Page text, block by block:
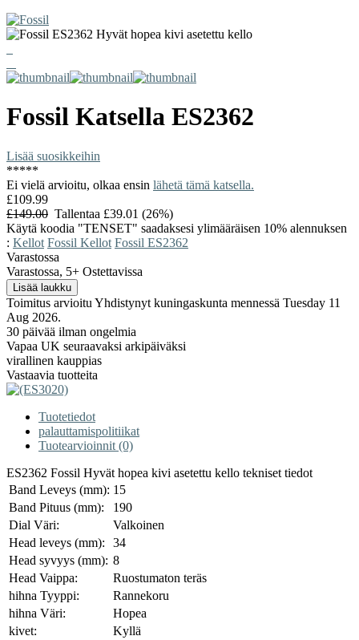
Fossil Katsella ES2362
Lisää suosikkeihin
*****
Ei vielä arvioitu, olkaa ensin lähetä tämä katsella.
£109.99
£149.00 Tallentaa £39.01 (26%)
Käytä koodia "TENSET" saadaksesi ylimääräisen 10% alennuksen
: Kellot Fossil Kellot Fossil ES2362
Varastossa
Varastossa, 5+ Ostettavissa
Toimitus arvioitu Yhdistynyt kuningaskunta mennessä Tuesday 11
Aug 2026.
30 päivää ilman ongelmia
Vapaa UK seuraavaksi arkipäiväksi
virallinen kauppias
Vastaavia tuotteita
Tuotetiedot
palauttamispolitiikat
Tuotearvioinnit (0)
ES2362 Fossil Hyvät hopea kivi asetettu kello tekniset tiedot
Band Leveys (mm): 15
Band Pituus (mm):
190
Dial Väri:
Valkoinen
Head leveys (mm):
34
Head syvyys (mm): 8
Head Vaippa:
Ruostumaton teräs
hihna Tyyppi:
Rannekoru
hihna Väri:
Hopea
kivet:
Kyllä